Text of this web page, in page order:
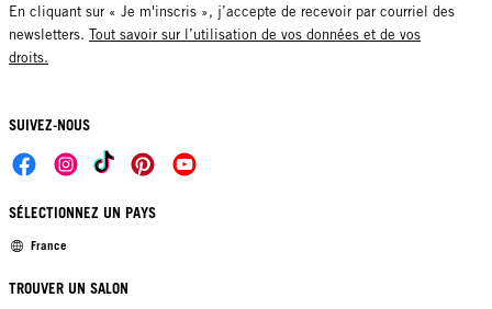
En cliquant sur « Je m'inscris », j’accepte de recevoir par courriel des
newsletters. Tout savoir sur l’utilisation de vos données et de vos
droits.
SUIVEZ-NOUS
SÉLECTIONNEZ UN PAYS
France
TROUVER UN SALON